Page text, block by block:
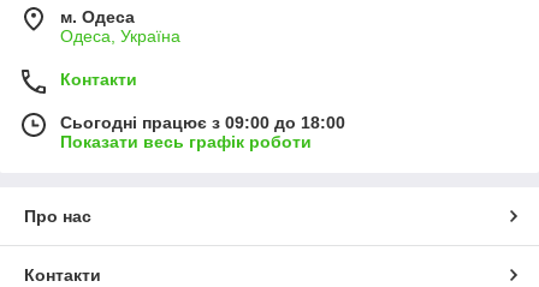
м. Одеса
Одеса, Україна
Контакти
Сьогодні працює з 09:00 до 18:00
Показати весь графік роботи
Про нас
Контакти